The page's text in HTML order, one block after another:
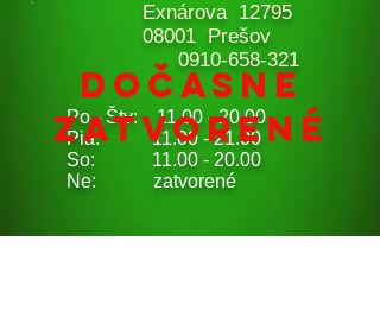
Exnárova 12795
08001 Prešov
0910-658-321
Po - Štv: 11.00 - 20.00
Pia: 11.00 - 21.00
So: 11.00 - 20.00
Ne: zatvorené
dočasne
zatvorené